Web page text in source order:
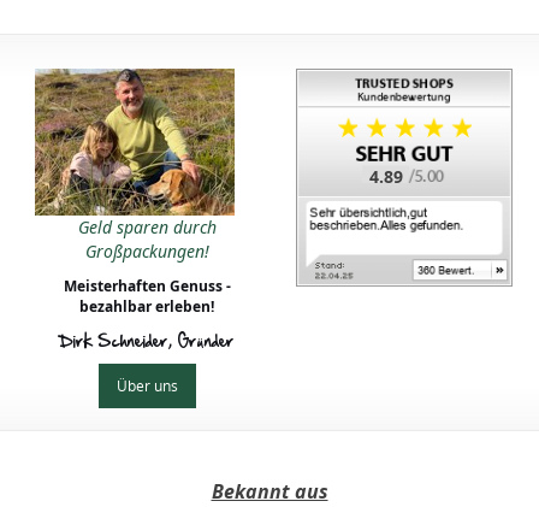
Geld sparen durch
Großpackungen!
Meisterhaften Genuss -
bezahlbar erleben!
Dirk Schneider, Gründer
Über uns
4.89
Bekannt aus